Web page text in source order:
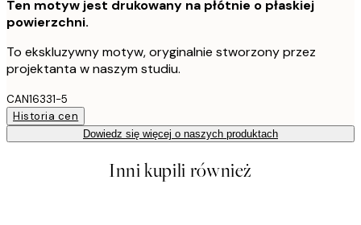
Ten motyw jest drukowany na płótnie o płaskiej
powierzchni.
To ekskluzywny motyw, oryginalnie stworzony przez
projektanta w naszym studiu.
CAN16331-5
Historia cen
Dowiedz się więcej o naszych produktach
Inni kupili również